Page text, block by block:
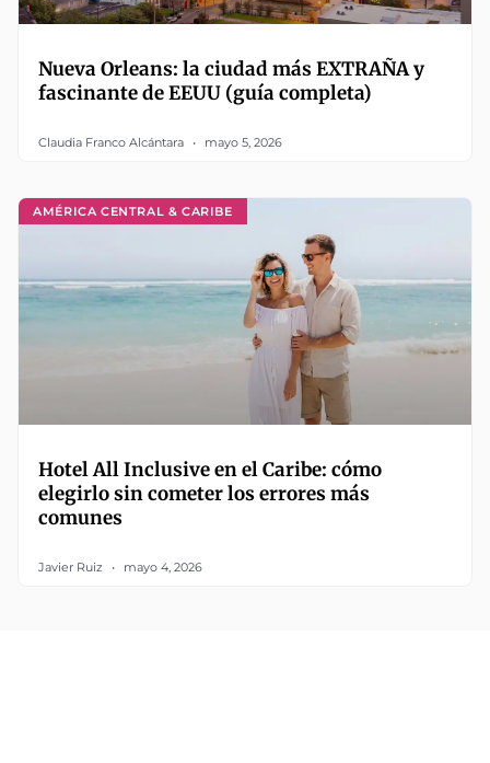
Nueva Orleans: la ciudad más EXTRAÑA y
fascinante de EEUU (guía completa)
Claudia Franco Alcántara mayo 5, 2026
AMÉRICA CENTRAL & CARIBE
Hotel All Inclusive en el Caribe: cómo
elegirlo sin cometer los errores más
comunes
Javier Ruiz mayo 4, 2026